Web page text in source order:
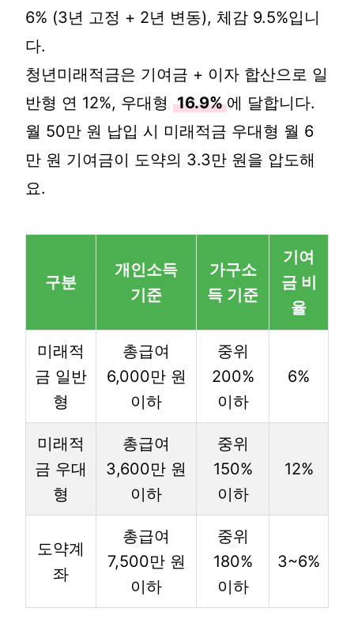
6% (3년 고정 + 2년 변동), 체감 9.5%입니
다.
청년미래적금은 기여금 + 이자 합산으로 일
반형 연 12%, 우대형 16.9% 에 달합니다.
월 50만 원 납입 시 미래적금 우대형 월 6
만 원 기여금이 도약의 3.3만 원을 압도해
요.
구분
개인소득
기준
가구소
득 기준
기여
금 비
율
미래적
금 일반
형
총급여
6,000만 원
이하
중위
200%
이하
6%
미래적
금 우대
형
총급여
3,600만 원
이하
중위
150%
이하
12%
도약계
좌
총급여
7,500만 원
이하
중위
180%
이하
3~6%